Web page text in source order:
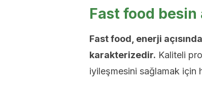
Fast food besin
Fast food, enerji
karakterizedir. Kaliteli
iyileşmesini sağlamak için